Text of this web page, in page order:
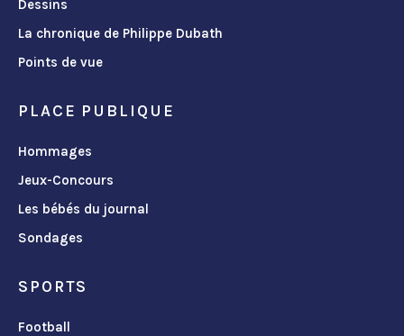
Dessins
La chronique de Philippe Dubath
Points de vue
PLACE PUBLIQUE
Hommages
Jeux-Concours
Les bébés du journal
Sondages
SPORTS
Football